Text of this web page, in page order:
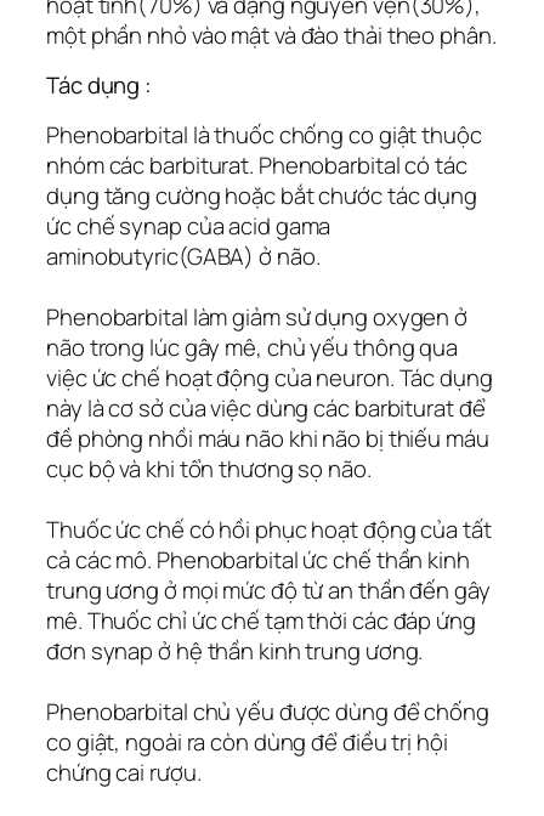
một phần nhỏ vào mật và đào thải theo phân.
Tác dụng :
Phenobarbital là thuốc chống co giật thuộc
nhóm các barbiturat. Phenobarbital có tác
dụng tăng cường hoặc bắt chước tác dụng
ức chế synap của acid gama
aminobutyric(GABA) ở não.
Phenobarbital làm giảm sử dụng oxygen ở
não trong lúc gây mê, chủ yếu thông qua
việc ức chế hoạt động của neuron. Tác dụng
này là cơ sở của việc dùng các barbiturat để
đề phòng nhồi máu não khi não bị thiếu máu
cục bộ và khi tổn thương sọ não.
Thuốc ức chế có hồi phục hoạt động của tất
cả các mô. Phenobarbital ức chế thần kinh
trung ương ở mọi mức độ từ an thần đến gây
mê. Thuốc chỉ ức chế tạm thời các đáp ứng
đơn synap ở hệ thần kinh trung ương.
Phenobarbital chủ yếu được dùng để chống
co giật, ngoài ra còn dùng để điều trị hội
chứng cai rượu.